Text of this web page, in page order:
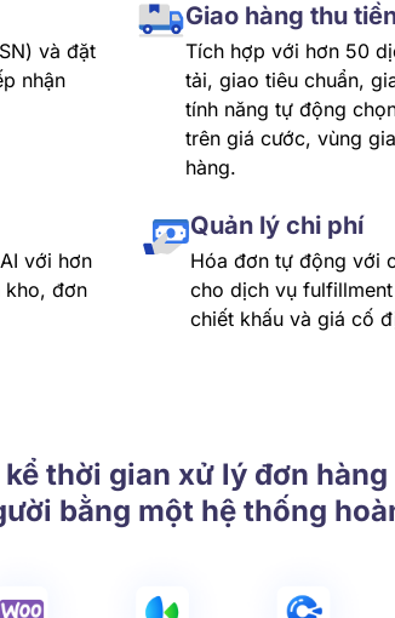
và đặt
nhận
Giao hàng thu
Tích hợp với hơn 50
tải, giao tiêu chuẩn,
tính năng tự động
trên giá cước, vùng
hàng.
với hơn
kho, đơn
Quản lý chi phí
Hóa đơn tự động với
cho dịch vụ
chiết khấu và giá cố
thời gian xử lý đơn hàng
bằng một hệ thống